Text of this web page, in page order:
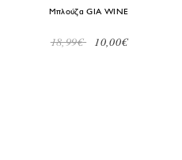
Μπλούζα GIA WINE
18,99€ 10,00€